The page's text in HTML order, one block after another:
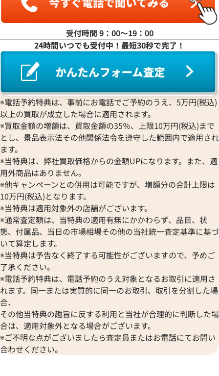
イトジャスト 41 126303G
格
点の参考買取価格です
ロレックス デイトジャスト
ルド
参考買取価格
1,654,000円
※2025年9月9日時点の参考買
デイトジャスト 126303 ゴ
格
日時点の参考買取価格です
ロレックス デイトジャスト
レート文字盤
3,110,000円
※2026年3月時点の参考買取価
EDOX
エドックス
EBERHARD
エベラール
EBEL
エベル
EPOS
Hermes
エルメス
OMEGA
オメガ
ORIENT
オリエント
ORIS
オリス
Audemars Piguet
オーデマ ピゲ
Vacheron Constantin
ヴァシュロン・コンスタンタン
Van Cleef & Arpels
ヴァンクリーフ＆アーペル
Versace
ヴェルサーチ
Wempe
ヴェンペ
グラハム
Grand Seiko
グランドセイコー
CORUM
コルム
Concord
コンコルド
Jaeger-LeCoultre
ジャケ・ドロー
Girard-Perregaux
ジラール・ペルゴ
Sinn
ジン
STOWA
ストーヴァ
SEIKO
セイコー
CENTURY
センチュリー
ZENITH
ゼニス
ピエール・クンツ
FRANCK MULLER
フランク ミュラー
BOUCHERON
ブシュロン
BREITLING
ブライトリング
Blancpain
ブランパン
BVLGARI
ブルガリ
Breguet
ブレゲ
BULOVA
ブローバ
Bell & Ross
ベル＆ロス
BAUME＆MERCIER
ボーム＆メルシエ
BALL Watch
ボール ウォッチ
ロジェ・デュブイ
ROLEX
ロレックス
LONGINES
ロンジン
受付時間 9：00〜19：00
24時間いつでも受付中！最短30秒で完了！
※電話予約特典は、事前にお電話でご予約のうえ、5万円(税込)
以上の買取が成立した場合に適用されます。
※買取金額の増額は、買取金額の35％、上限10万円(税込)まで
とし、景品表示法その他関係法令を遵守した範囲内で適用され
ます。
※当特典は、弊社買取価格からの金額UPになります。また、適
用外商品はありません。
※他キャンペーンとの併用は可能ですが、増額分の合計上限は
10万円(税込)となります。
※当特典は適用対象外の店舗がございます。
※通常査定額は、当特典の適用有無にかかわらず、品目、状
態、付属品、当日の市場相場その他の当社統一査定基準に基づ
いて算定します。
※当特典は予告なく終了する可能性がございますので、予めご
了承ください。
※電話予約特典は、電話予約のうえ対象となるお取引に適用さ
れます。同一または実質的に同一のお取引、取引を分割した場
合、
その他当特典の趣旨に反する利用と当社が合理的に判断した場
合は、適用対象外となる場合がございます。
※ご不明な点がございましたら査定員またはお電話にてお問い
合わせください。